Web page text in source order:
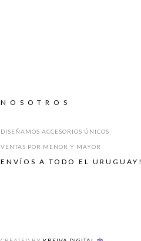
NOSOTROS
DISEÑAMOS ACCESORIOS ÚNICOS
VENTAS POR MENOR Y MAYOR
ENVÍOS A TODO EL URUGUAY!